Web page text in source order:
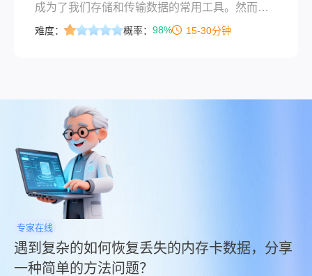
成为了我们存储和传输数据的常用工具。然而，
误删除U盘上的重要文件是一种常见而又令人头疼
帮助你尝试恢复U盘上不慎删除的资料。
难度： 概率： 98% 15-30分钟
专家在线
遇到复杂的如何恢复丢失的内存卡数据，分享
一种简单的方法问题？